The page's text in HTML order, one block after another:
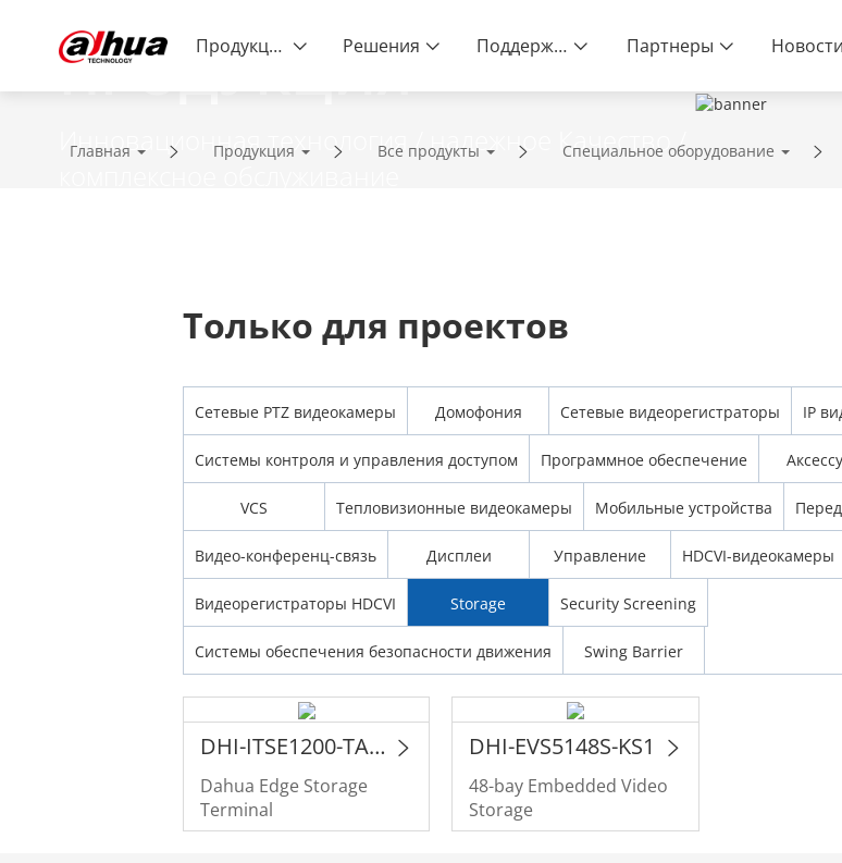
Продукция Решения Поддержка Партнеры
ПРОДУКЦИЯ
Инновационная технология / надежное Качество /
Главная Продукция Все продукты Специальное оборудование
Только для проектов
Сетевые PTZ видеокамеры Домофония Сетевые видеорегистраторы IP
Системы контроля и управления доступом Программное обеспечение
VCS Тепловизионные видеокамеры Мобильные устройства
Видео-конференц-связь Дисплеи Управление HDCVI-видеокамеры
Видеорегистраторы HDCVI Storage Security Screening
Системы обеспечения безопасности движения Swing Barrier
DHI-ITSE1200-TA-G02-KS1
Dahua Edge Storage
Terminal
DHI-EVS5148S-KS1
48-bay Embedded Video
Storage